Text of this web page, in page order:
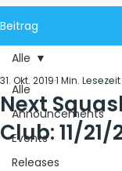
Beitrag
Alle
Announcements
Events
Releases
Alle
Next
Club: 11/21/
31. Okt. 20191 Min. Lesezeit